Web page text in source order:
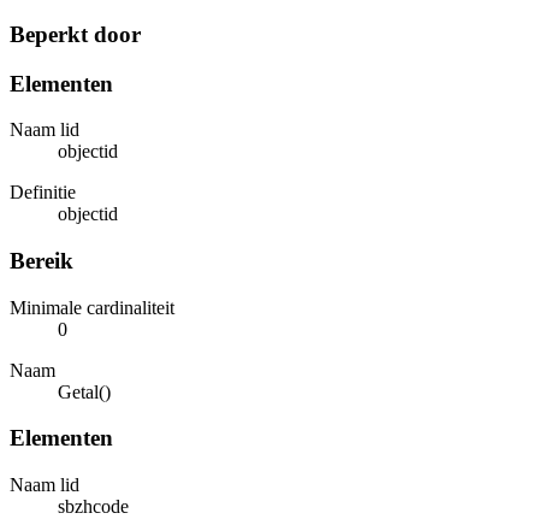
Beperkt door
Elementen
Naam lid
objectid
Definitie
objectid
Bereik
Minimale cardinaliteit
0
Naam
Getal()
Elementen
Naam lid
sbzhcode